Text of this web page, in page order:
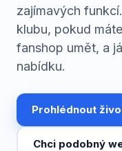
zajímavých
klubu, pokud
fanshop umět, a
nabídku.
Prohlédnout
Chci podobný